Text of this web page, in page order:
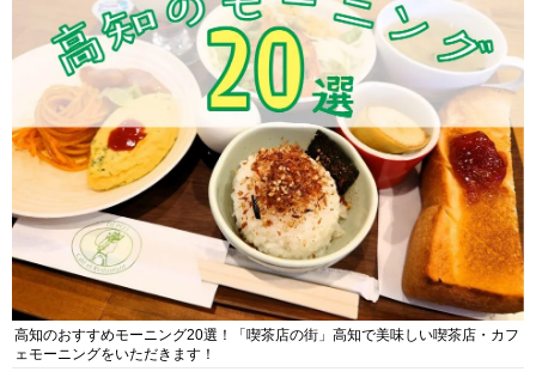
高知のおすすめモーニング20選！「喫茶店の街」高知で美味しい喫茶店・カフ
ェモーニングをいただきます！